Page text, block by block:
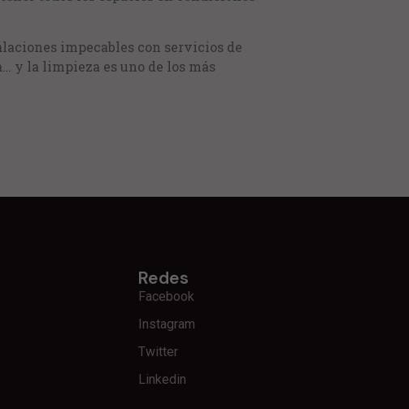
impecables con servicios de
y la limpieza es uno de los más
Redes
Facebook
Instagram
Twitter
Linkedin